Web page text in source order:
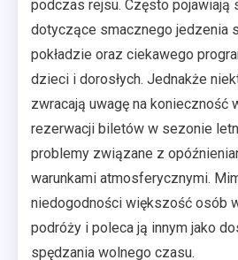
podczas rejsu. Często pojawiają
dotyczące smacznego jedzenia
pokładzie oraz ciekawego
dzieci i dorosłych. Jednakże
zwracają uwagę na konieczność
rezerwacji biletów w sezonie
problemy związane z
warunkami atmosferycznymi.
niedogodności większość osób
podróży i poleca ją innym jako
spędzania wolnego czasu.